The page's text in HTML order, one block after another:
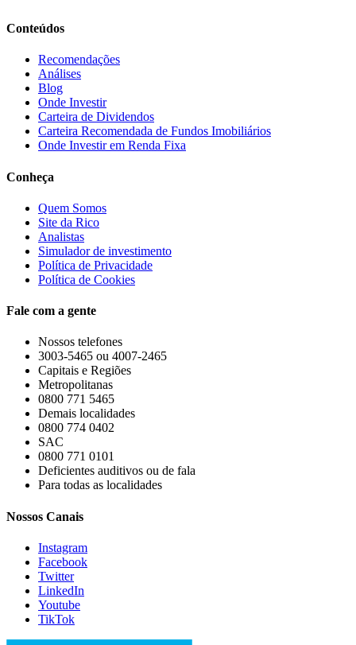
Conteúdos
Recomendações
Análises
Blog
Onde Investir
Carteira de Dividendos
Carteira Recomendada de Fundos Imobiliários
Onde Investir em Renda Fixa
Conheça
Quem Somos
Site da Rico
Analistas
Simulador de investimento
Política de Privacidade
Política de Cookies
Fale com a gente
Nossos telefones
3003-5465 ou 4007-2465
Capitais e Regiões
Metropolitanas
0800 771 5465
Demais localidades
0800 774 0402
SAC
0800 771 0101
Deficientes auditivos ou de fala
Para todas as localidades
Nossos Canais
Instagram
Facebook
Twitter
LinkedIn
Youtube
TikTok